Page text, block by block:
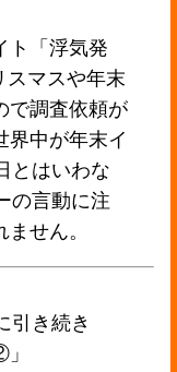
ト「浮気発
スマスや年末
で調査依頼が
界中が年末イ
とはいわな
の言動に注
せん。
引き続き